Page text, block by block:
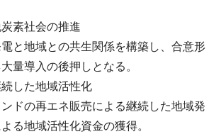
素社会の推進
域との共生関係を構築し、合意形
量導入の後押しとなる。
した地域活性化
再エネ販売による継続した地域発
る地域活性化資金の獲得。